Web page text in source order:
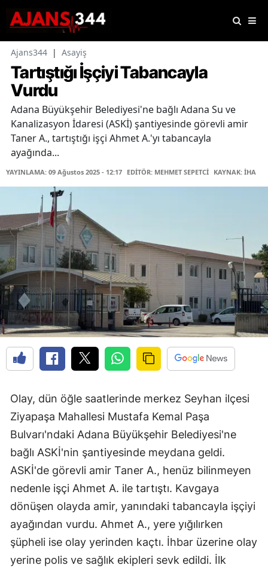
Ajans344 | Asayiş
Tartıştığı İşçiyi Tabancayla
Vurdu
Adana Büyükşehir Belediyesi'ne bağlı Adana Su ve
Kanalizasyon İdaresi (ASKİ) şantiyesinde görevli amir
Taner A., tartıştığı işçi Ahmet A.'yı tabancayla
ayağında...
YAYINLAMA: 09 Ağustos 2025 - 12:17 EDİTÖR: MEHMET SEPETCİ KAYNAK: İHA
Olay, dün öğle saatlerinde merkez Seyhan ilçesi
Ziyapaşa Mahallesi Mustafa Kemal Paşa
Bulvarı'ndaki Adana Büyükşehir Belediyesi'ne
bağlı ASKİ'nin şantiyesinde meydana geldi.
ASKİ'de görevli amir Taner A., henüz bilinmeyen
nedenle işçi Ahmet A. ile tartıştı. Kavgaya
dönüşen olayda amir, yanındaki tabancayla işçiyi
ayağından vurdu. Ahmet A., yere yığılırken
şüpheli ise olay yerinden kaçtı. İhbar üzerine olay
yerine polis ve sağlık ekipleri sevk edildi. İlk